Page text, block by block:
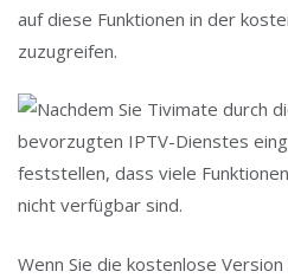
auf diese Funktionen in der
zuzugreifen.
Wenn Sie die kostenlose